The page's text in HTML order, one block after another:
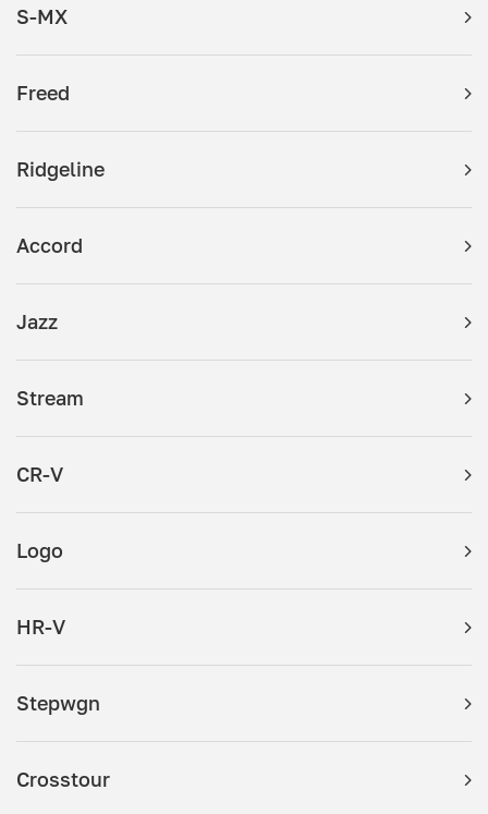
S-MX
Freed
Ridgeline
Accord
Jazz
Stream
CR-V
Logo
HR-V
Stepwgn
Crosstour